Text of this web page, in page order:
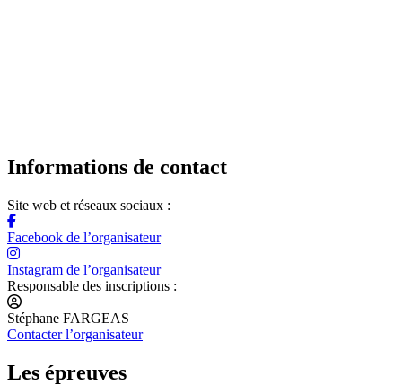
Informations de contact
Site web et réseaux sociaux :
Facebook de l’organisateur
Instagram de l’organisateur
Responsable des inscriptions :
Stéphane FARGEAS
Contacter l’organisateur
Les épreuves